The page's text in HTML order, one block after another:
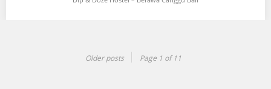
Older posts Page 1 of 11